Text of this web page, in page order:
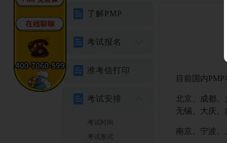
了解PMP
考试报名
准考信打印
考试安排
考试时间
考试形式
目前国内PMP
北京、成都、大
无锡、大庆、广
南京、宁波、上